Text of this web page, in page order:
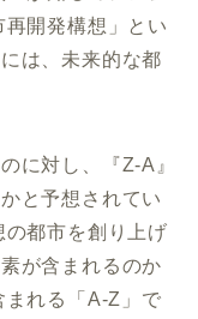
開発構想」とい
は、未来的な都
に対し、『Z-A』
と予想されてい
の都市を創り上げ
が含まれるのか
まれる「A-Z」で